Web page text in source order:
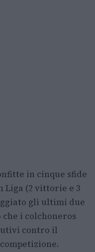
in cinque sfide
(2 vittorie e 3
gli ultimi due
i colchoneros
contro il